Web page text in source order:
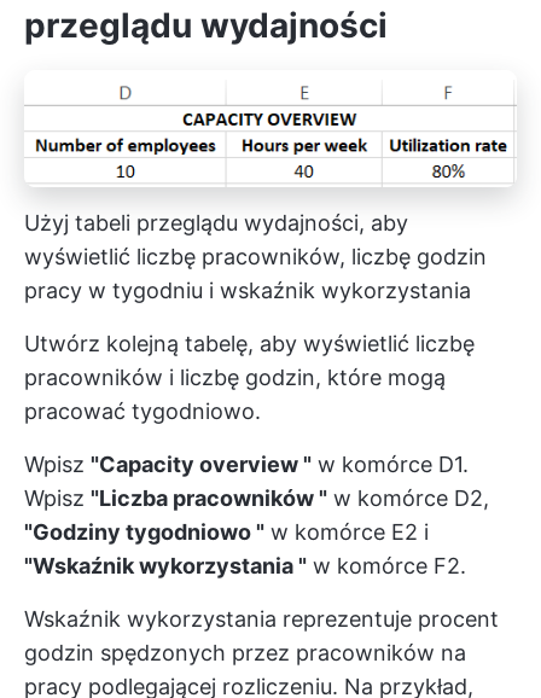
przeglądu wydajności
Użyj tabeli przeglądu wydajności, aby
wyświetlić liczbę pracowników, liczbę godzin
pracy w tygodniu i wskaźnik wykorzystania
Utwórz kolejną tabelę, aby wyświetlić liczbę
pracowników i liczbę godzin, które mogą
pracować tygodniowo.
Wpisz "Capacity overview " w komórce D1.
Wpisz "Liczba pracowników " w komórce D2,
"Godziny tygodniowo " w komórce E2 i
"Wskaźnik wykorzystania " w komórce F2.
Wskaźnik wykorzystania reprezentuje procent
godzin spędzonych przez pracowników na
pracy podlegającej rozliczeniu. Na przykład,